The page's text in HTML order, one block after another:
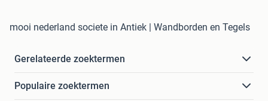
mooi nederland societe in Antiek | Wandborden en Tegels
Gerelateerde zoektermen
Populaire zoektermen